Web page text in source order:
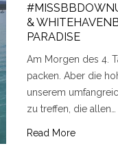
&
PARADISE
Am Morgen des 4.
packen. Aber die
unserem
zu treffen, die allen…
Read More